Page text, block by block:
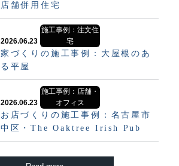
店舗併用住宅
2026.06.23
施工事例：注文住
宅
家づくりの施工事例：大屋根のあ
る平屋
2026.06.23
施工事例：店舗・
オフィス
お店づくりの施工事例：名古屋市
中区・The Oaktree Irish Pub